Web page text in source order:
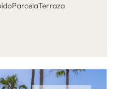
ParcelaTerraza